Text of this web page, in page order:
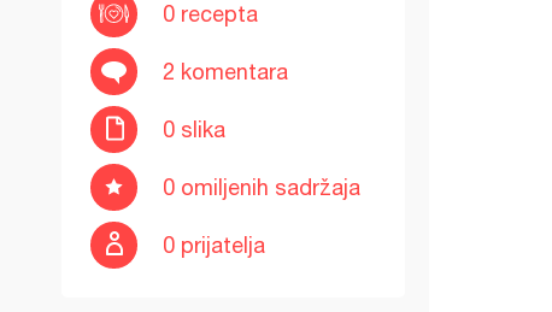
0 recepta
2 komentara
0 slika
0 omiljenih sadržaja
0 prijatelja